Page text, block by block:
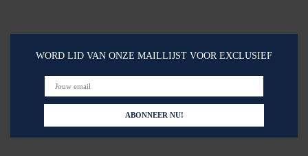
WORD LID VAN ONZE MAILLIJST VOOR EXCLUSIEF